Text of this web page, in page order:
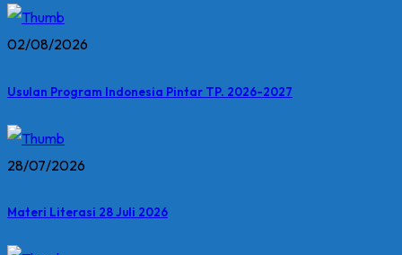
02/08/2026
Usulan Program Indonesia Pintar TP. 2026-2027
28/07/2026
Materi Literasi 28 Juli 2026